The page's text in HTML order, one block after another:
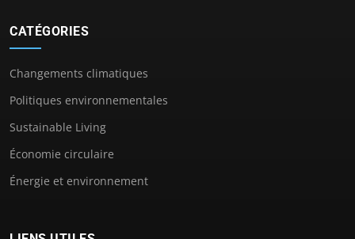
CATÉGORIES
Changements climatiques
Politiques environnementales
Sustainable Living
Économie circulaire
Énergie et environnement